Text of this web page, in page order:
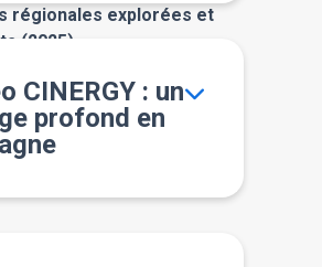
régionales explorées et
(2025)
CINERGY : un
profond en